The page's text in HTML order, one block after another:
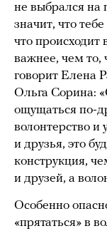
не выбрался на
значит, что
что происходит
важнее, чем то,
говорит Елена
Ольга Сорина:
ощущаться по-
волонтерство и
и друзья, это
конструкция,
и друзей, а
Особенно
«прятаться» в